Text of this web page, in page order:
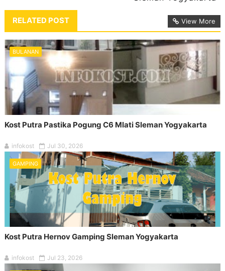
RELATED POST View More
BULANAN
Kost Putra Pastika Pogung C6 Mlati Sleman Yogyakarta
infokost Jul 30, 2026
GAMPING
Kost Putra Hernov Gamping Sleman Yogyakarta
infokost Jul 23, 2026